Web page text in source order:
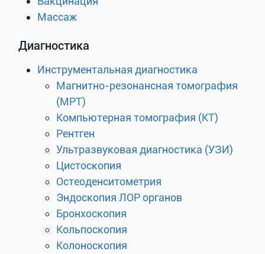
Массаж
Диагностика
Инструментальная диагностика
Магнитно-резонансная томография
(МРТ)
Компьютерная томография (КТ)
Рентген
Ультразвуковая диагностика (УЗИ)
Цистоскопия
Остеоденситометрия
Эндоскопия ЛОР органов
Бронхоскопия
Кольпоскопия
Колоноскопия